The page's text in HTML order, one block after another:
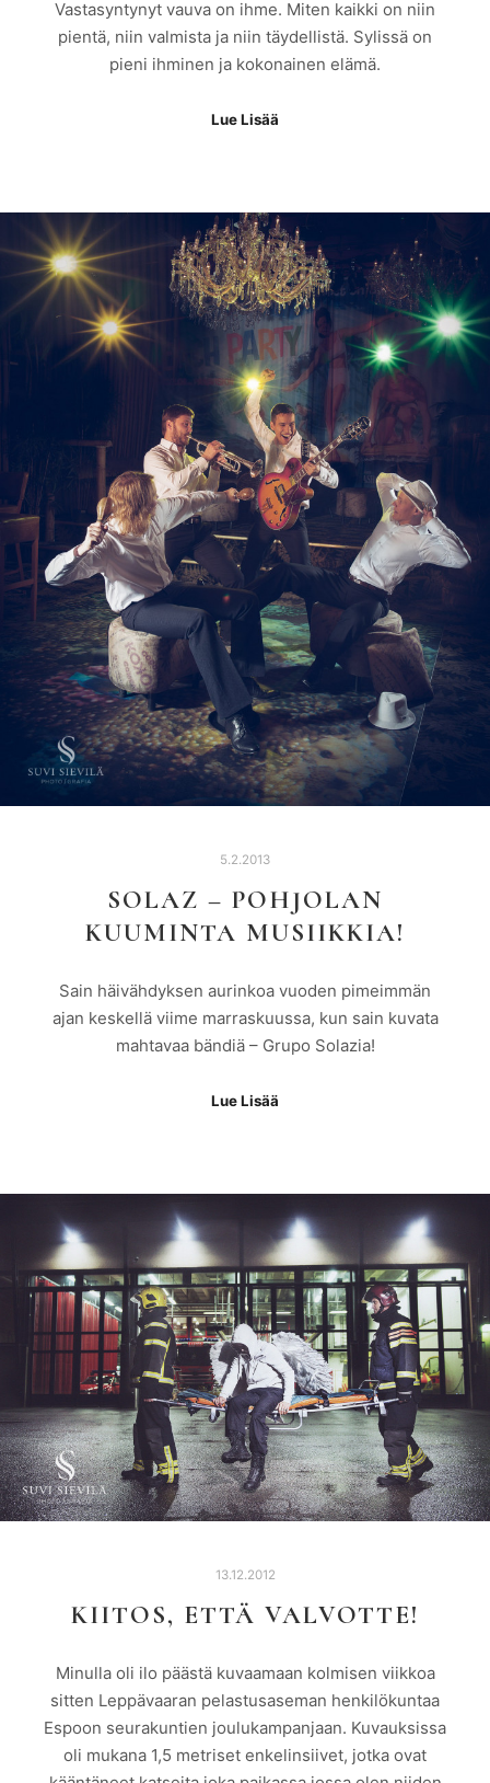
Vastasyntynyt vauva on ihme. Miten kaikki on niin
pientä, niin valmista ja niin täydellistä. Sylissä on
pieni ihminen ja kokonainen elämä.
Lue Lisää
5.2.2013
SOLAZ – POHJOLAN
KUUMINTA MUSIIKKIA!
Sain häivähdyksen aurinkoa vuoden pimeimmän
ajan keskellä viime marraskuussa, kun sain kuvata
mahtavaa bändiä – Grupo Solazia!
Lue Lisää
13.12.2012
KIITOS, ETTÄ VALVOTTE!
Minulla oli ilo päästä kuvaamaan kolmisen viikkoa
sitten Leppävaaran pelastusaseman henkilökuntaa
Espoon seurakuntien joulukampanjaan. Kuvauksissa
oli mukana 1,5 metriset enkelinsiivet, jotka ovat